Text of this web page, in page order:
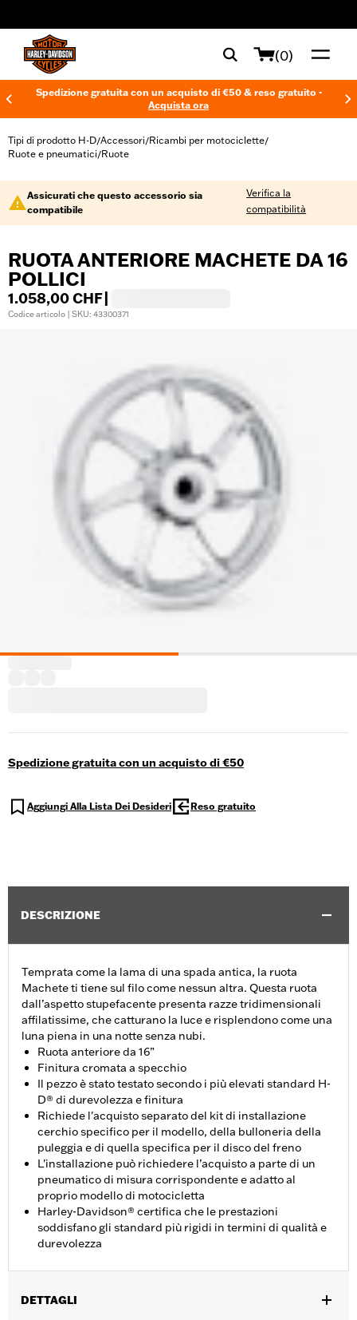
(0)
Spedizione gratuita con un acquisto di €50 & reso gratuito -
Acquista ora
Tipi di prodotto H-D/Accessori/Ricambi per motociclette/
Ruote e pneumatici/Ruote
Assicurati che questo accessorio sia
compatibile
Verifica la
compatibilità
RUOTA ANTERIORE MACHETE DA 16
POLLICI
1.058,00 CHF
Codice articolo | SKU: 43300371
Spedizione gratuita con un acquisto di €50
Aggiungi Alla Lista Dei Desideri Reso gratuito
DESCRIZIONE
Temprata come la lama di una spada antica, la ruota
Machete ti tiene sul filo come nessun altra. Questa ruota
dall’aspetto stupefacente presenta razze tridimensionali
affilatissime, che catturano la luce e risplendono come una
luna piena in una notte senza nubi.
Ruota anteriore da 16”
Finitura cromata a specchio
Il pezzo è stato testato secondo i più elevati standard H-
D® di durevolezza e finitura
Richiede l'acquisto separato del kit di installazione
cerchio specifico per il modello, della bulloneria della
puleggia e di quella specifica per il disco del freno
L'installazione può richiedere l’acquisto a parte di un
pneumatico di misura corrispondente e adatto al
proprio modello di motocicletta
Harley-Davidson® certifica che le prestazioni
soddisfano gli standard più rigidi in termini di qualità e
durevolezza
DETTAGLI